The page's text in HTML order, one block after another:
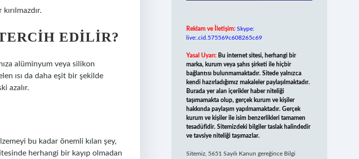
EDILIR?
alüminyum veya silikon
ısı da daha eşit bir şekilde
azalır.
bu kadar önemli kılan şey,
herhangi bir kayıp olmadan
Reklam ve İletişim: Skype:
live:.cid.575569c608265c69
Yasal Uyarı: Bu internet sitesi, herhangi bir
marka, kurum veya şahıs şirketi ile hiçbir
bağlantısı bulunmamaktadır. Sitede yalnızca
kendi hazırladığımız makaleler paylaşılmaktadır.
Burada yer alan içerikler haber niteliği
taşımamakta olup, gerçek kurum ve kişiler
hakkında paylaşım yapılmamaktadır. Gerçek
kurum ve kişiler ile isim benzerlikleri tamamen
tesadüfidir. Sitemizdeki bilgiler taslak halindedir
ve tavsiye niteliği taşımazlar.
Sitemiz, 5651 Sayılı Kanun gereğince Bilgi